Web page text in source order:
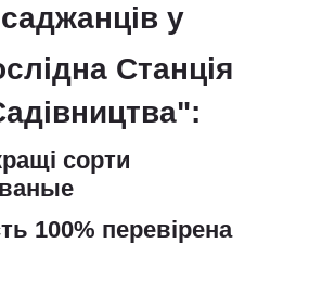
саджанців у
Станція
сорти
100% перевірена